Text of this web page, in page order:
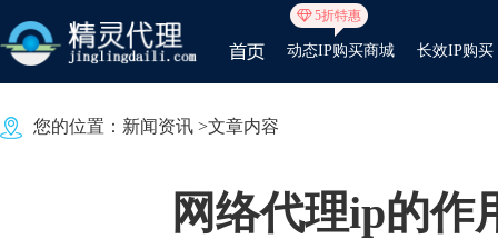
5折特惠
动态IP购买商城 长效IP购买
您的位置： 新闻资讯 >文章内容
网络代理ip的作